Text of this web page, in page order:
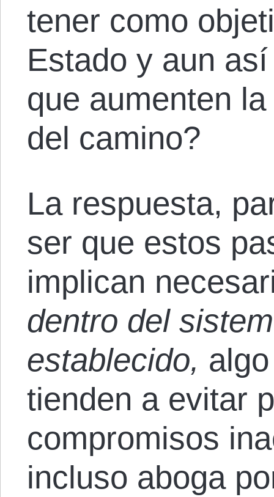
tener como
Estado y aun
que aumenten
del camino?
La respuesta,
ser que estos
implican
dentro del
establecido,
tienden a evitar
compromisos
incluso aboga